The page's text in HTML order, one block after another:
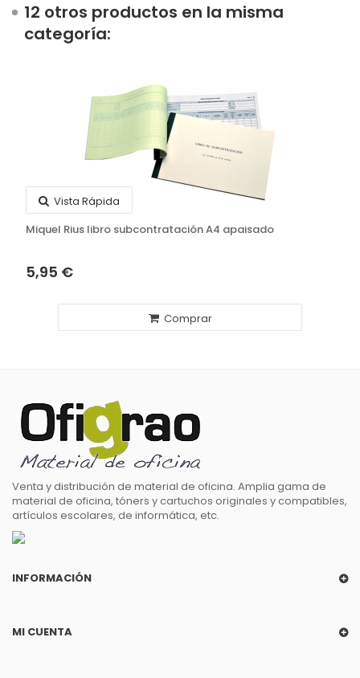
12 otros productos en la misma
categoría:
Vista Rápida
Miquel Rius libro subcontratación A4 apaisado
5,95 €
Comprar
Venta y distribución de material de oficina. Amplia gama de
material de oficina, tóners y cartuchos originales y compatibles,
artículos escolares, de informática, etc.
INFORMACIÓN
MI CUENTA